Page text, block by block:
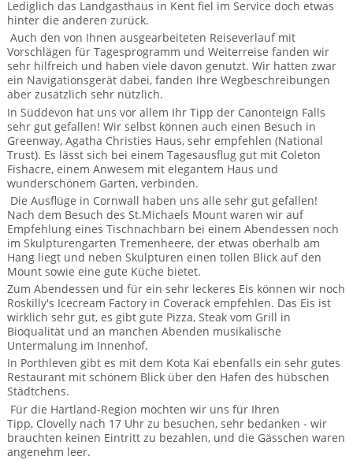
Reisen durch England und Wales per Minibus
Reisen durch Schottland per Minibus
Großbritannien Urlaub mit Hund
Gutscheine - verschenken Sie eine Reise mit BTCo
Individuelle Familienreisen in Großbritannien
Links
Mietwagen & Verkehr
Reiseunterlagen
Reiseversicherung
Unterkünfte
Zimmer
Lediglich das Landgasthaus in Kent fiel im Service doch etwas
hinter die anderen zurück.
Auch den von Ihnen ausgearbeiteten Reiseverlauf mit
Vorschlägen für Tagesprogramm und Weiterreise fanden wir
sehr hilfreich und haben viele davon genutzt. Wir hatten zwar
ein Navigationsgerät dabei, fanden Ihre Wegbeschreibungen
aber zusätzlich sehr nützlich.
In Süddevon hat uns vor allem Ihr Tipp der Canonteign Falls
sehr gut gefallen! Wir selbst können auch einen Besuch in
Greenway, Agatha Christies Haus, sehr empfehlen (National
Trust). Es lässt sich bei einem Tagesausflug gut mit Coleton
Fishacre, einem Anwesem mit elegantem Haus und
wunderschönem Garten, verbinden.
Die Ausflüge in Cornwall haben uns alle sehr gut gefallen!
Nach dem Besuch des St.Michaels Mount waren wir auf
Empfehlung eines Tischnachbarn bei einem Abendessen noch
im Skulpturengarten Tremenheere, der etwas oberhalb am
Hang liegt und neben Skulpturen einen tollen Blick auf den
Mount sowie eine gute Küche bietet.
Zum Abendessen und für ein sehr leckeres Eis können wir noch
Roskilly's Icecream Factory in Coverack empfehlen. Das Eis ist
wirklich sehr gut, es gibt gute Pizza, Steak vom Grill in
Bioqualität und an manchen Abenden musikalische
Untermalung im Innenhof.
In Porthleven gibt es mit dem Kota Kai ebenfalls ein sehr gutes
Restaurant mit schönem Blick über den Hafen des hübschen
Städtchens.
Für die Hartland-Region möchten wir uns für Ihren
Tipp, Clovelly nach 17 Uhr zu besuchen, sehr bedanken - wir
brauchten keinen Eintritt zu bezahlen, und die Gässchen waren
angenehm leer.